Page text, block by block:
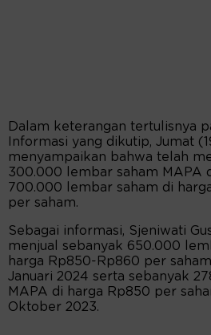
Dalam keterangan tertulisnya
Informasi yang dikutip, Jumat
menyampaikan bahwa telah
300.000 lembar saham MAPA
700.000 lembar saham di
per saham.
Sebagai informasi, Sjeniwati
menjual sebanyak 650.000
harga Rp850-Rp860 per
Januari 2024 serta sebanyak
MAPA di harga Rp850 per
Oktober 2023.